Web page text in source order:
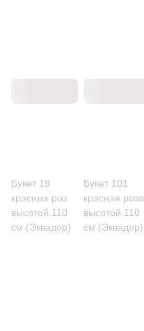
Букет 19
красных роз
высотой 110
см (Эквадор)
Букет 101
красная роза
высотой 110
см (Эквадор)